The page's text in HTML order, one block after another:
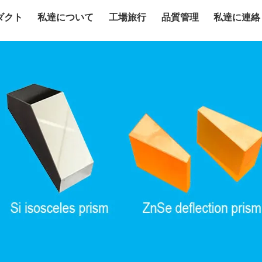
クト 私達について 工場旅行 品質管理 私達に連